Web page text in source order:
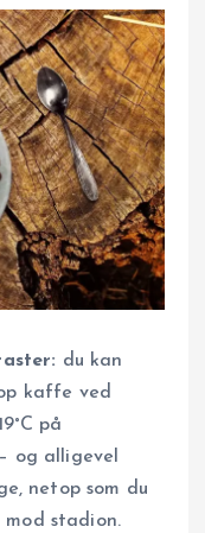
du kan
kaffe ved
på
og alligevel
netop som du
stadion.